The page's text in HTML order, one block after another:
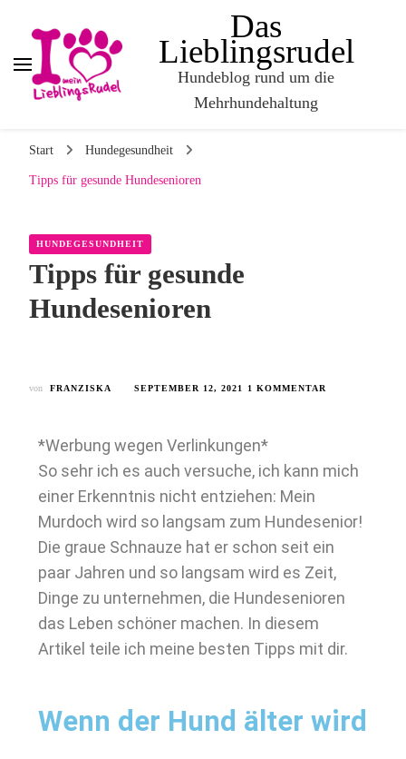
Das
Lieblingsrudel
Hundeblog rund um die
Mehrhundehaltung
Start Hundegesundheit
Tipps für gesunde Hundesenioren
HUNDEGESUNDHEIT
Tipps für gesunde
Hundesenioren
von FRANZISKA SEPTEMBER 12, 2021 1 KOMMENTAR
*Werbung wegen Verlinkungen*
So sehr ich es auch versuche, ich kann mich
einer Erkenntnis nicht entziehen: Mein
Murdoch wird so langsam zum Hundesenior!
Die graue Schnauze hat er schon seit ein
paar Jahren und so langsam wird es Zeit,
Dinge zu unternehmen, die Hundesenioren
das Leben schöner machen. In diesem
Artikel teile ich meine besten Tipps mit dir.
Wenn der Hund älter wird